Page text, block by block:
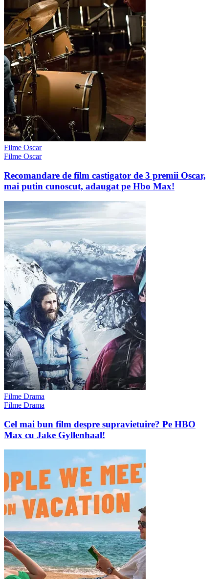
Filme Oscar
Filme Oscar
Recomandare de film castigator de 3 premii Oscar,
mai putin cunoscut, adaugat pe Hbo Max!
Filme Drama
Filme Drama
Cel mai bun film despre supravietuire? Pe HBO
Max cu Jake Gyllenhaal!